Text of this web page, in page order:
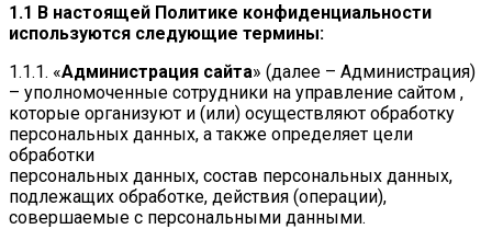
1.1 В настоящей Политике конфиденциальности
используются следующие термины:
1.1.1. «Администрация сайта» (далее – Администрация)
– уполномоченные сотрудники на управление сайтом ,
которые организуют и (или) осуществляют обработку
персональных данных, а также определяет цели
обработки
персональных данных, состав персональных данных,
подлежащих обработке, действия (операции),
совершаемые с персональными данными.